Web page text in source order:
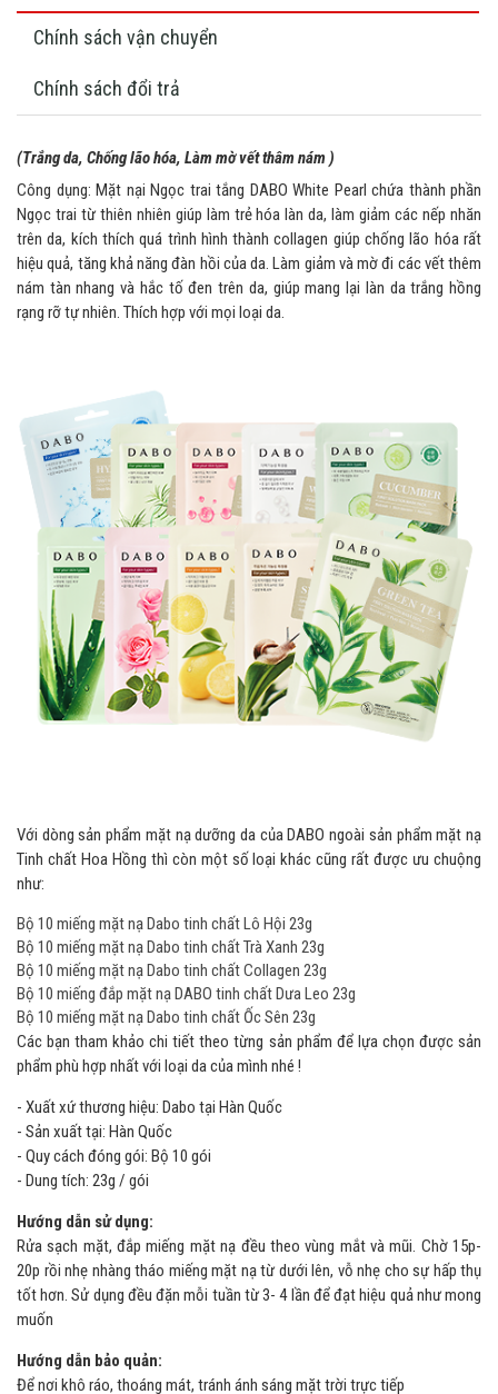
Chính sách vận chuyển
Chính sách đổi trả
(Trắng da, Chống lão hóa, Làm mờ vết thâm nám )
Công dụng: Mặt nại Ngọc trai tắng DABO White Pearl chứa thành phần
Ngọc trai từ thiên nhiên giúp làm trẻ hóa làn da, làm giảm các nếp nhăn
trên da, kích thích quá trình hình thành collagen giúp chống lão hóa rất
hiệu quả, tăng khả năng đàn hồi của da. Làm giảm và mờ đi các vết thêm
nám tàn nhang và hắc tố đen trên da, giúp mang lại làn da trắng hồng
rạng rỡ tự nhiên. Thích hợp với mọi loại da.
Với dòng sản phẩm mặt nạ dưỡng da của DABO ngoài sản phẩm mặt nạ
Tinh chất Hoa Hồng thì còn một số loại khác cũng rất được ưu chuộng
như:
Bộ 10 miếng mặt nạ Dabo tinh chất Lô Hội 23g
Bộ 10 miếng mặt nạ Dabo tinh chất Trà Xanh 23g
Bộ 10 miếng mặt nạ Dabo tinh chất Collagen 23g
Bộ 10 miếng đắp mặt nạ DABO tinh chất Dưa Leo 23g
Bộ 10 miếng mặt nạ Dabo tinh chất Ốc Sên 23g
Các bạn tham khảo chi tiết theo từng sản phẩm để lựa chọn được sản
phẩm phù hợp nhất với loại da của mình nhé !
- Xuất xứ thương hiệu: Dabo tại Hàn Quốc
- Sản xuất tại: Hàn Quốc
- Quy cách đóng gói: Bộ 10 gói
- Dung tích: 23g / gói
Hướng dẫn sử dụng:
Rửa sạch mặt, đắp miếng mặt nạ đều theo vùng mắt và mũi. Chờ 15p-
20p rồi nhẹ nhàng tháo miếng mặt nạ từ dưới lên, vỗ nhẹ cho sự hấp thụ
tốt hơn. Sử dụng đều đặn mỗi tuần từ 3- 4 lần để đạt hiệu quả như mong
muốn
Hướng dẫn bảo quản:
Để nơi khô ráo, thoáng mát, tránh ánh sáng mặt trời trực tiếp